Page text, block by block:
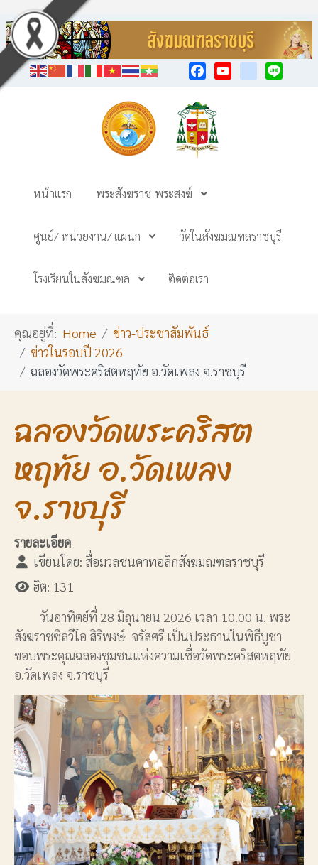
หน้าแรก พระสังฆราช-พระสงฆ์
ศูนย์/ หน่วยงาน/ แผนก วัดในสังฆมณฑลราชบุรี
โรงเรียนในสังฆมณฑล ติดต่อเรา
คุณอยู่ที่: Home
ข่าว-ประชาสัมพันธ์
ข่าวในรอบปี 2026
ฉลองวัดพระคริสตหฤทัย อ.วัดเพลง จ.ราชบุรี
ฉลองวัดพระคริสต
หฤทัย อ.วัดเพลง
จ.ราชบุรี
รายละเอียด
เขียนโดย: สื่อมวลชนคาทอลิกสังฆมณฑลราชบุรี
ฮิต: 131
วันอาทิตย์ที่ 28 มิถุนายน 2026 เวลา 10.00 น. พระ
สังฆราชซิลวีโอ สิริพงษ์ จรัสศรี เป็นประธานในพิธีบูชา
ขอบพระคุณฉลองชุมชนแห่งความเชื่อวัดพระคริสตหฤทัย
อ.วัดเพลง จ.ราชบุรี